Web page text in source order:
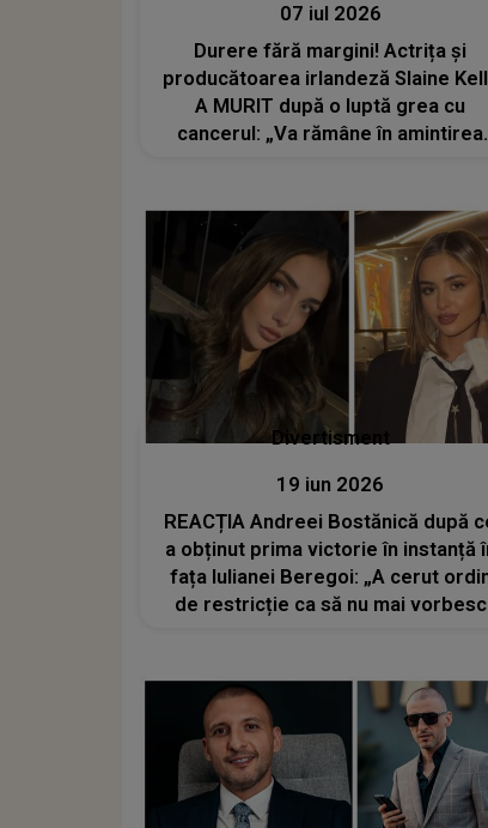
07 iul 2026
Durere fără margini! Actrița și
producătoarea irlandeză Slaine
A MURIT după o luptă grea cu
cancerul: „Va rămâne în amintirea
Divertisment
19 iun 2026
REACȚIA Andreei Bostănică după
a obținut prima victorie în instanță
fața Iulianei Beregoi: „A cerut
de restricție ca să nu mai vorbesc